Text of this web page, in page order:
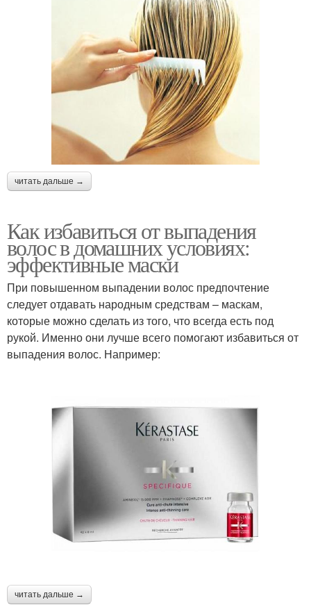
читать дальше →
Как избавиться от выпадения
волос в домашних условиях:
эффективные маски
При повышенном выпадении волос предпочтение
следует отдавать народным средствам – маскам,
которые можно сделать из того, что всегда есть под
рукой. Именно они лучше всего помогают избавиться от
выпадения волос. Например:
читать дальше →